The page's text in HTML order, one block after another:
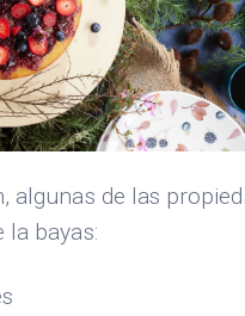
algunas de las
la bayas: